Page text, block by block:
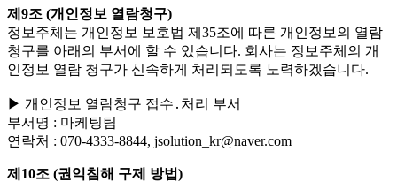
제9조 (개인정보 열람청구)
정보주체는 개인정보 보호법 제35조에 따른 개인정보의 열람
청구를 아래의 부서에 할 수 있습니다. 회사는 정보주체의 개
인정보 열람 청구가 신속하게 처리되도록 노력하겠습니다.
▶ 개인정보 열람청구 접수․처리 부서
부서명 : 마케팅팀
연락처 : 070-4333-8844, jsolution_kr@naver.com
제10조 (권익침해 구제 방법)